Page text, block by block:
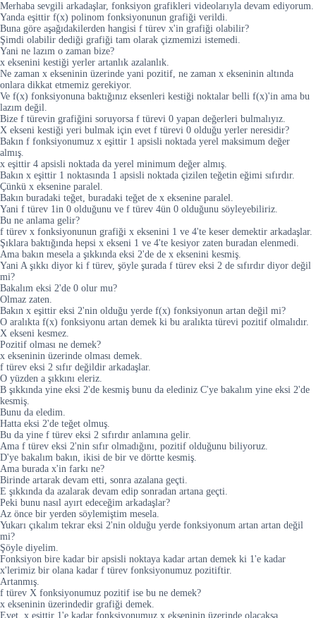
Merhaba sevgili arkadaşlar, fonksiyon grafikleri videolarıyla devam ediyorum.
Yanda eşittir f(x) polinom fonksiyonunun grafiği verildi.
Buna göre aşağıdakilerden hangisi f türev x'in grafiği olabilir?
Şimdi olabilir dediği grafiği tam olarak çizmemizi istemedi.
Yani ne lazım o zaman bize?
x eksenini kestiği yerler artanlık azalanlık.
Ne zaman x ekseninin üzerinde yani pozitif, ne zaman x ekseninin altında
onlara dikkat etmemiz gerekiyor.
Ve f(x) fonksiyonuna baktığınız eksenleri kestiği noktalar belli f(x)'in ama bu
lazım değil.
Bize f türevin grafiğini soruyorsa f türevi 0 yapan değerleri bulmalıyız.
X ekseni kestiği yeri bulmak için evet f türevi 0 olduğu yerler neresidir?
Bakın f fonksiyonumuz x eşittir 1 apsisli noktada yerel maksimum değer
almış.
x eşittir 4 apsisli noktada da yerel minimum değer almış.
Bakın x eşittir 1 noktasında 1 apsisli noktada çizilen teğetin eğimi sıfırdır.
Çünkü x eksenine paralel.
Bakın buradaki teğet, buradaki teğet de x eksenine paralel.
Yani f türev 1in 0 olduğunu ve f türev 4ün 0 olduğunu söyleyebiliriz.
Bu ne anlama gelir?
f türev x fonksiyonunun grafiği x eksenini 1 ve 4'te keser demektir arkadaşlar.
Şıklara baktığında hepsi x ekseni 1 ve 4'te kesiyor zaten buradan elenmedi.
Ama bakın mesela a şıkkında eksi 2'de de x eksenini kesmiş.
Yani A şıkkı diyor ki f türev, şöyle şurada f türev eksi 2 de sıfırdır diyor değil
mi?
Bakalım eksi 2'de 0 olur mu?
Olmaz zaten.
Bakın x eşittir eksi 2'nin olduğu yerde f(x) fonksiyonun artan değil mi?
O aralıkta f(x) fonksiyonu artan demek ki bu aralıkta türevi pozitif olmalıdır.
X ekseni kesmez.
Pozitif olması ne demek?
x ekseninin üzerinde olması demek.
f türev eksi 2 sıfır değildir arkadaşlar.
O yüzden a şıkkını eleriz.
B şıkkında yine eksi 2'de kesmiş bunu da elediniz C'ye bakalım yine eksi 2'de
kesmiş.
Bunu da eledim.
Hatta eksi 2'de teğet olmuş.
Bu da yine f türev eksi 2 sıfırdır anlamına gelir.
Ama f türev eksi 2'nin sıfır olmadığını, pozitif olduğunu biliyoruz.
D'ye bakalım bakın, ikisi de bir ve dörtte kesmiş.
Ama burada x'in farkı ne?
Birinde artarak devam etti, sonra azalana geçti.
E şıkkında da azalarak devam edip sonradan artana geçti.
Peki bunu nasıl ayırt edeceğim arkadaşlar?
Az önce bir yerden söylemiştim mesela.
Yukarı çıkalım tekrar eksi 2'nin olduğu yerde fonksiyonum artan artan değil
mi?
Şöyle diyelim.
Fonksiyon bire kadar bir apsisli noktaya kadar artan demek ki 1'e kadar
x'lerimiz bir olana kadar f türev fonksiyonumuz pozitiftir.
Artanmış.
f türev X fonksiyonumuz pozitif ise bu ne demek?
x ekseninin üzerindedir grafiği demek.
Evet, x eşittir 1'e kadar fonksiyonumuz x ekseninin üzerinde olacaksa